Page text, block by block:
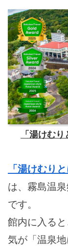
「湯けむ
「湯けむり
は、霧島温
です。
館内に入る
気が「温泉